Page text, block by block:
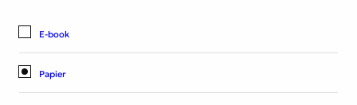
E-book
Papier